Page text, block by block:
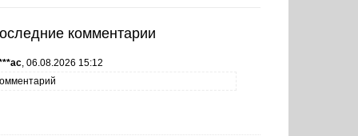
комментарии
, 06.08.2026 15:12